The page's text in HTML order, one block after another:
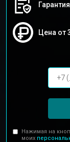
Цена от
Нажимая на
моих